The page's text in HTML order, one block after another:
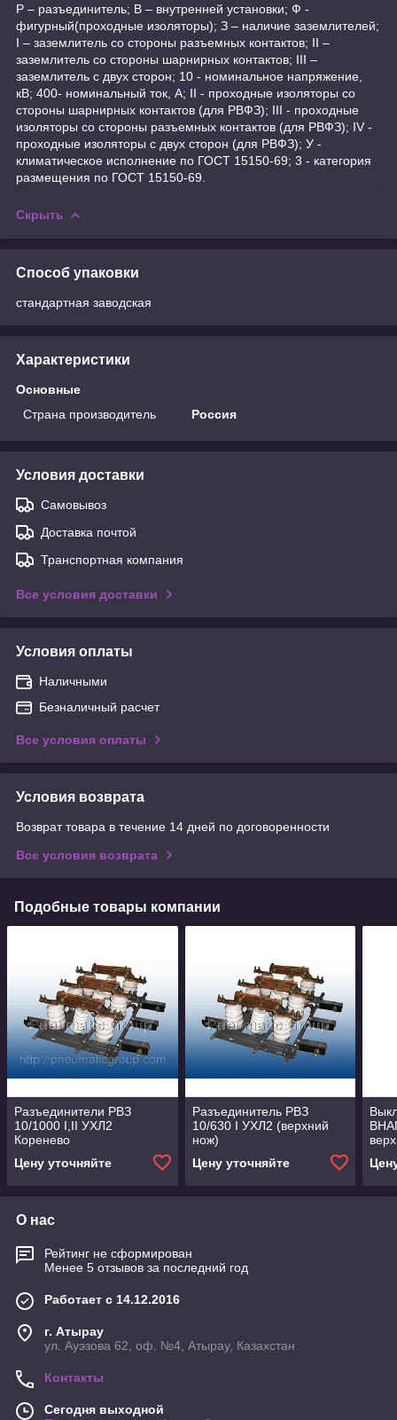
Р – разъединитель; В – внутренней установки; Ф -
фигурный(проходные изоляторы); З – наличие заземлителей;
I – заземлитель со стороны разъемных контактов; II –
заземлитель со стороны шарнирных контактов; III –
заземлитель с двух сторон; 10 - номинальное напряжение,
кВ; 400- номинальный ток, А; II - проходные изоляторы со
стороны шарнирных контактов (для РВФЗ); III - проходные
изоляторы со стороны разъемных контактов (для РВФЗ); IV -
проходные изоляторы c двух сторон (для РВФЗ); У -
климатическое исполнение по ГОСТ 15150-69; 3 - категория
размещения по ГОСТ 15150-69.
Скрыть
Способ упаковки
стандартная заводская
Характеристики
Основные
Страна производитель
Россия
Условия доставки
Самовывоз
Доставка почтой
Транспортная компания
Все условия доставки
Условия оплаты
Наличными
Безналичный расчет
Все условия оплаты
Условия возврата
Возврат товара в течение 14 дней по договоренности
Все условия возврата
Подобные товары компании
Разъединители РВЗ
10/1000 I,II УХЛ2
Коренево
Цену уточняйте
Разъединитель РВЗ
10/630 I УХЛ2 (верхний
нож)
Цену уточняйте
О нас
Рейтинг не сформирован
Менее 5 отзывов за последний год
Работает с 14.12.2016
г. Атырау
ул. Ауэзова 62, оф. №4, Атырау, Казахстан
Контакты
Сегодня выходной